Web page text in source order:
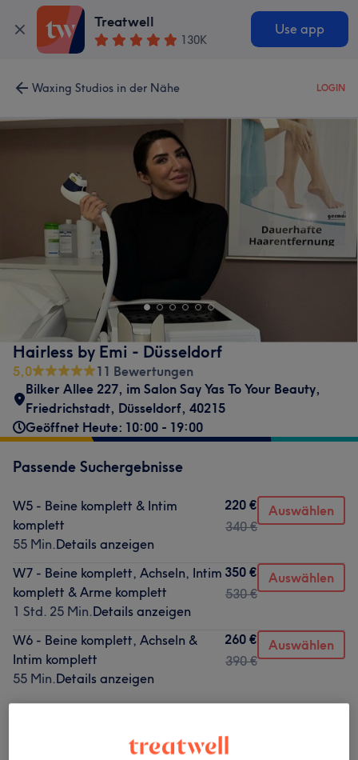
Treatwell
130K
Use app
Waxing Studios in der Nähe LOGIN
Hairless by Emi - Düsseldorf
5,0
11 Bewertungen
Bilker Allee 227, im Salon Say Yas To Your Beauty,
Friedrichstadt, Düsseldorf, 40215
Geöffnet Heute: 10:00 - 19:00
Passende Suchergebnisse
W5 - Beine komplett & Intim
komplett
55 Min.Details anzeigen
220 €
340 €
Auswählen
W7 - Beine komplett, Achseln, Intim
komplett & Arme komplett
1 Std. 25 Min.Details anzeigen
350 €
530 €
Auswählen
W6 - Beine komplett, Achseln &
Intim komplett
55 Min.Details anzeigen
260 €
390 €
Auswählen